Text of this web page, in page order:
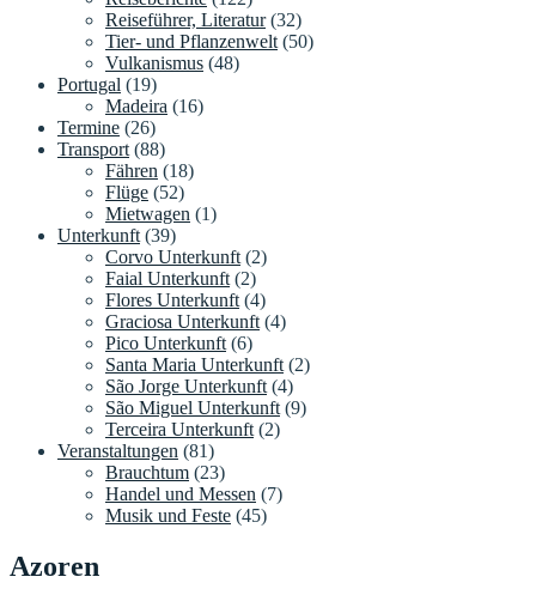
Reiseführer, Literatur(32)
Tier- und Pflanzenwelt (50)
Vulkanismus (48)
Portugal (19)
Madeira (16)
Termine (26)
Transport (88)
Fähren (18)
Flüge (52)
Mietwagen (1)
Unterkunft (39)
Corvo Unterkunft (2)
Faial Unterkunft (2)
Flores Unterkunft (4)
Graciosa Unterkunft (4)
Pico Unterkunft (6)
Santa Maria Unterkunft (2)
São Jorge Unterkunft (4)
São Miguel Unterkunft (9)
Terceira Unterkunft (2)
Veranstaltungen (81)
Brauchtum (23)
Handel und Messen (7)
Musik und Feste (45)
Azoren